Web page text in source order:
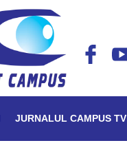
JURNALUL CAMPUS TV